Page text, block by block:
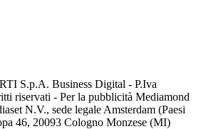
RTI S.p.A. Business Digital - P.Iva
riservati - Per la pubblicità Mediamond
N.V., sede legale Amsterdam (Paesi
46, 20093 Cologno Monzese (MI)